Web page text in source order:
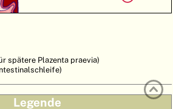
spätere Plazenta praevia)
Legende